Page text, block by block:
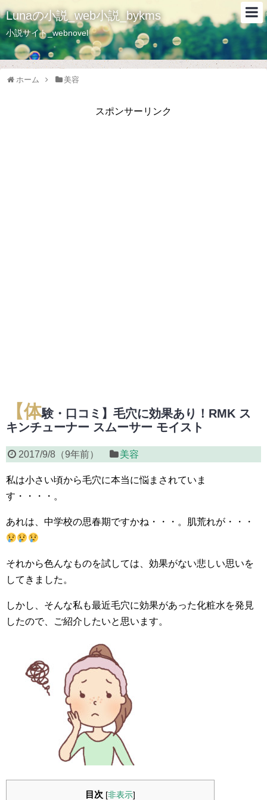
Lunaの小説_web小説_bykms
小説サイト_webnovel
ホーム 美容
スポンサーリンク
【体験・口コミ】毛穴に効果あり！RMK ス
キンチューナー スムーサー モイスト
2017/9/8（9年前） 美容
私は小さい頃から毛穴に本当に悩まされていま
す・・・・。
あれは、中学校の思春期ですかね・・・。肌荒れが・・・
それから色んなものを試しては、効果がない悲しい思いを
してきました。
しかし、そんな私も最近毛穴に効果があった化粧水を発見
したので、ご紹介したいと思います。
目次 [非表示]